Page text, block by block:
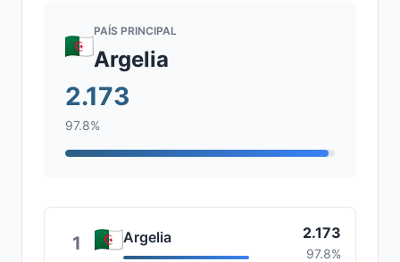
PAÍS PRINCIPAL
Argelia
2.173
97.8%
1 Argelia 2.173
97.8%